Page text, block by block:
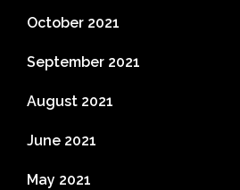
October 2021
September 2021
August 2021
June 2021
May 2021